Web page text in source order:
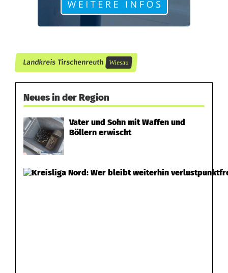
n
Landkreis Tirschenreuth Wiesau
Neues in der Region
Vater und Sohn mit Waffen und
Böllern erwischt